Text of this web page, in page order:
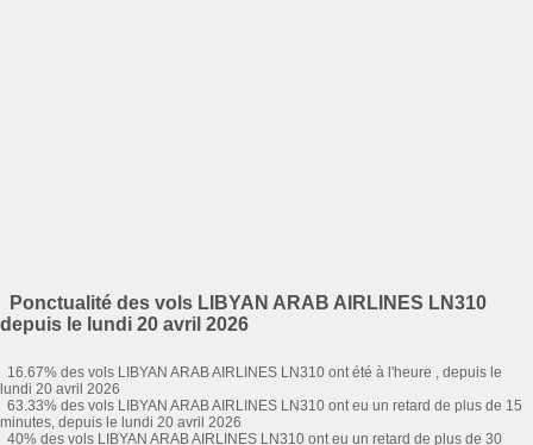
Ponctualité des vols LIBYAN ARAB AIRLINES LN310
depuis le lundi 20 avril 2026
16.67% des vols LIBYAN ARAB AIRLINES LN310 ont été à l'heure , depuis le
lundi 20 avril 2026
63.33% des vols LIBYAN ARAB AIRLINES LN310 ont eu un retard de plus de 15
minutes, depuis le lundi 20 avril 2026
40% des vols LIBYAN ARAB AIRLINES LN310 ont eu un retard de plus de 30